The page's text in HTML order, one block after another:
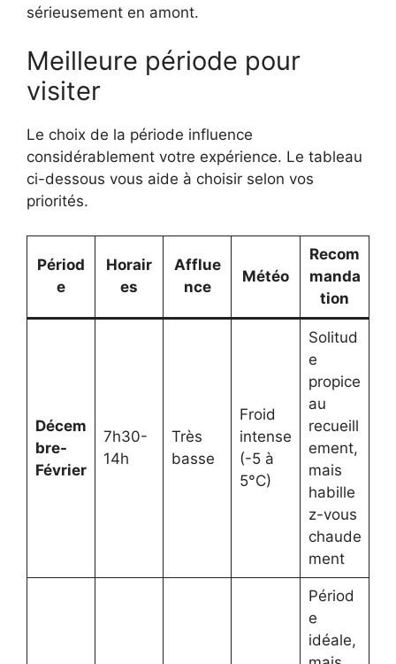
sérieusement en amont.
Meilleure période pour
visiter
Le choix de la période influence
considérablement votre expérience. Le tableau
ci-dessous vous aide à choisir selon vos
priorités.
Périod
e
Horair
es
Afflue
nce
Météo
Recom
manda
tion
Décem
bre-
Février
7h30-
14h
Très
basse
Froid
intense
(-5 à
5°C)
Solitud
e
propice
au
recueill
ement,
mais
habille
z-vous
chaude
ment
Périod
e
idéale,